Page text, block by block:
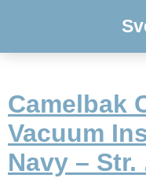
Camelbak
Vacuum
Navy –